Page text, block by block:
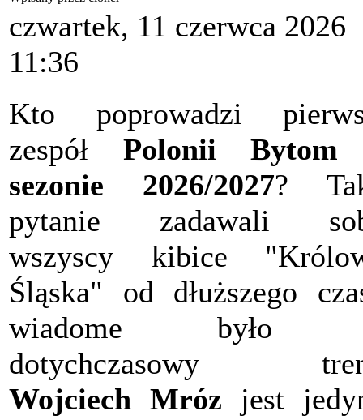
czwartek, 11 czerwca 2026
11:36
Kto poprowadzi
zespół Polonii
sezonie 2026/2027?
pytanie zadawali
wszyscy kibice
Śląska" od dłuższego
wiadome było
dotychczasowy
Wojciech Mróz jest